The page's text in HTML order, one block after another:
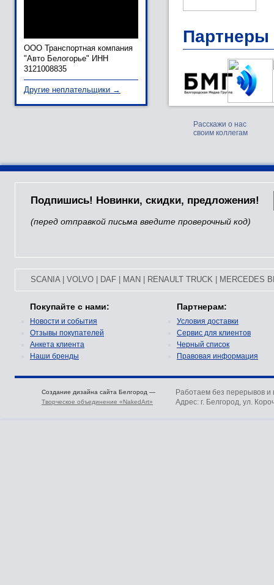
ООО Транспортная компания
"Авто Белогорье" ИНН
3121008835
Другие неплательщики →
Партнеры
Расскажи о нас
своим коллегам
Подпишись! Новинки, скидки, предложения!
(перед отправкой письма введите проверочный код)
SCANIA| VOLVO DAF MAN RENAULT TRUCK MERCEDES
Покупайте с нами:
Новости и события
Отзывы покупателей
Анкета клиента
Наши бренды
Партнерам:
Условия доставки
Сервис для клиентов
Черный список
Правовая информация
Создание дизайна сайта Белгород —
Творческое объединение «NakedArt»
Работаем без перерывов и
Адрес: г. Белгород, ул.